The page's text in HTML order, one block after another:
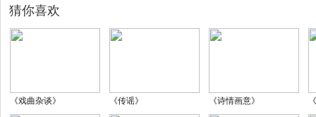
猜你喜欢
《戏曲杂谈》 《传谣》 《诗情画意》